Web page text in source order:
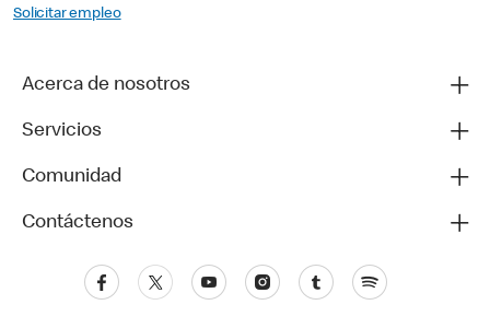
Solicitar empleo
Acerca de nosotros
Servicios
Comunidad
Contáctenos